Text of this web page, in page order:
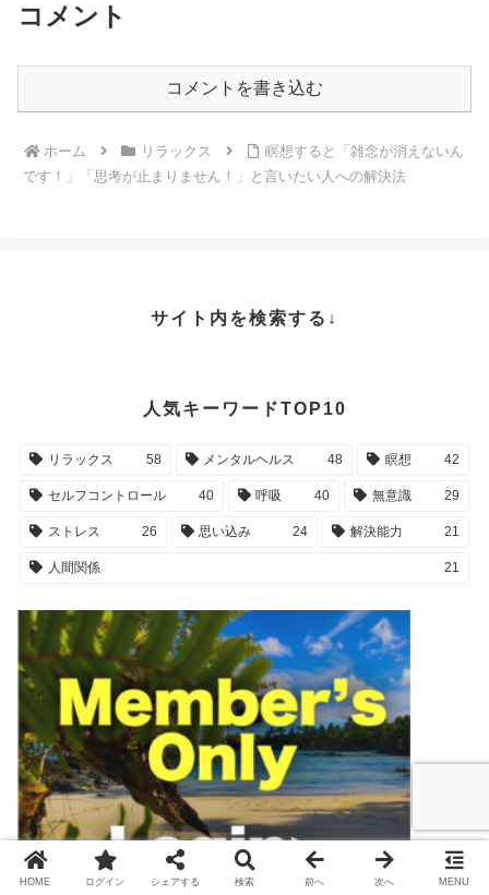
コメント
コメントを書き込む
ホーム リラックス
瞑想すると「雑念が消えないん
です！」「思考が止まりません！」と言いたい人への解決法
サイト内を検索する↓
人気キーワードTOP10
リラックス 58 メンタルヘルス 48 瞑想 42
セルフコントロール 40 呼吸 40 無意識 29
ストレス 26 思い込み 24 解決能力 21
人間関係 21
HOME ログイン シェアする 検索 前へ 次へ MENU